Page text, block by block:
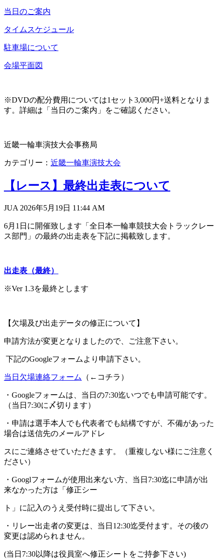
当日のご案内
タイムスケジュール
駐車場について
会場平面図
※DVDの配分費用については1セット3,000円+送料となりま
す。詳細は「当日のご案内」をご確認ください。
近畿一輪車演技大会事務局
カテゴリー： 近畿一輪車演技大会
【レース】最終出走表について
JUA 2026年5月19日 11:44 AM
6月1日に開催致します「全日本一輪車競技大会トラックレー
ス部門」の最終の出走表を下記に掲載致します。
出走表（最終）
※Ver 1.3を最終とします
【欠場及び出走データの修正について】
申請方法が変更となりましたので、ご注意下さい。
下記のGoogleフォームより申請下さい。
当日欠場連絡フォーム （←コチラ）
・ Googleフォームは、当日の7:30迄いつでも申請可能です。
（当日 7:30に〆切ります）
・申請は選手本人でも代表者でも結構ですが、不備があった
場合は送信先のメールアドレ
スにご連絡させていただきます。（重複しない様にご注意く
ださい）
・ Googlフォームが使用出来ない方、当日 7:30迄に申請が出
来なかった方は「修正シー
ト」に記入のうえ受付時に提出して下さい。
・リレー出走者の変更は、当日 12:30迄受付ます。その後の
変更は認められません。
(当日 7:30以降は役員室へ修正シートをご持参下さい)